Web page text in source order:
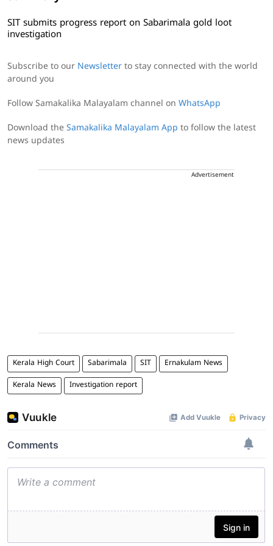
SIT submits progress report on Sabarimala gold loot
investigation
Subscribe to our Newsletter to stay connected with the world
around you
Follow Samakalika Malayalam channel on WhatsApp
Download the Samakalika Malayalam App to follow the latest
news updates
Advertisement
Kerala High Court Sabarimala SIT Ernakulam News
Kerala News Investigation report